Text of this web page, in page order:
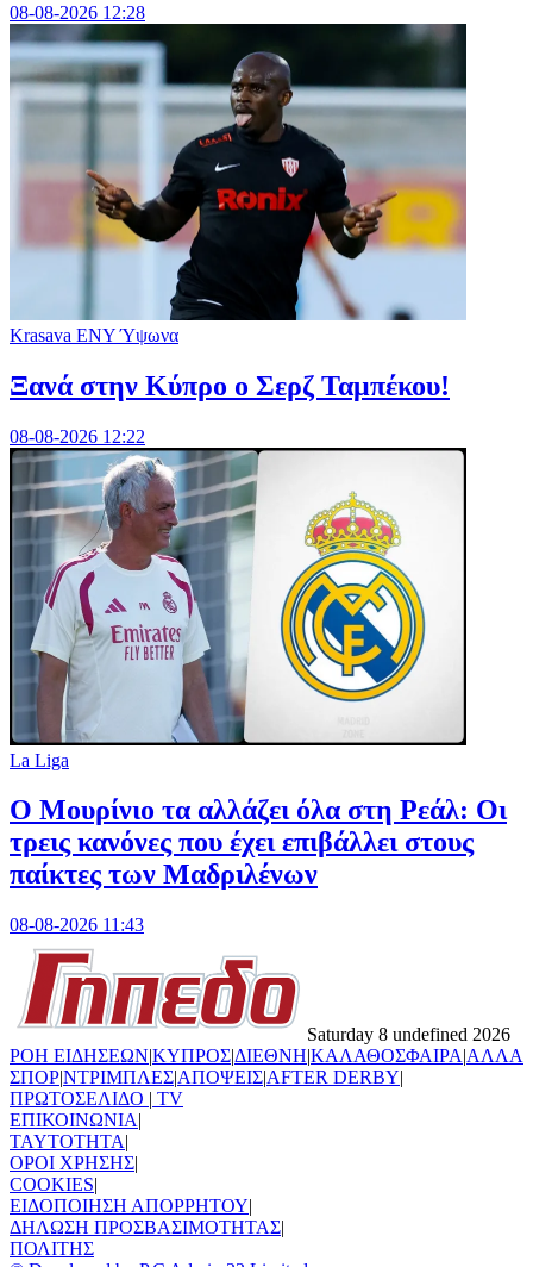
08-08-2026 12:28
Krasava ENY Ύψωνα
Ξανά στην Κύπρο ο Σερζ Ταμπέκου!
08-08-2026 12:22
La Liga
Ο Μουρίνιο τα αλλάζει όλα στη Ρεάλ: Οι
τρεις κανόνες που έχει επιβάλλει στους
παίκτες των Μαδριλένων
08-08-2026 11:43
Saturday 8 undefined 2026
ΡΟΗ ΕΙΔΗΣΕΩΝ|ΚΥΠΡΟΣ|ΔΙΕΘΝΗ|ΚΑΛΑΘΟΣΦΑΙΡΑ|ΑΛΛΑ
ΣΠΟΡ|ΝΤΡΙΜΠΛΕΣ|ΑΠΟΨΕΙΣ|AFTER DERBY|
ΠΡΩΤΟΣΕΛΙΔΟ | TV
ΕΠΙΚΟΙΝΩΝΙΑ|
TAYTOTHTA|
ΟΡΟΙ ΧΡΗΣΗΣ|
COOKIES|
ΕΙΔΟΠΟΙΗΣΗ ΑΠΟΡΡΗΤΟΥ|
ΔΗΛΩΣΗ ΠΡΟΣΒΑΣΙΜΟΤΗΤΑΣ|
ΠΟΛΙΤΗΣ